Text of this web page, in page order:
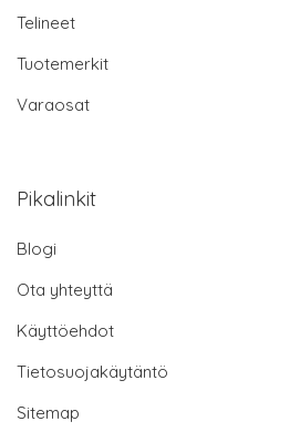
Telineet
Tuotemerkit
Varaosat
Pikalinkit
Blogi
Ota yhteyttä
Käyttöehdot
Tietosuojakäytäntö
Sitemap